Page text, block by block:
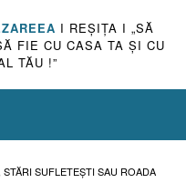
I REŞIŢA I „SĂ
FIE CU CASA TA ŞI CU
TĂU !”
SUFLETEŞTI SAU ROADA